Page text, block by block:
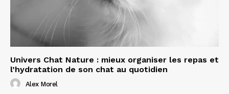
Univers Chat Nature : mieux organiser les repas et
l’hydratation de son chat au quotidien
Alex Morel